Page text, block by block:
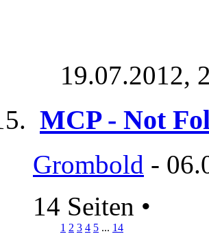
19.07.2012,
MCP - Not
Grombold -
14 Seiten •
1 2 3 4 5 ... 14